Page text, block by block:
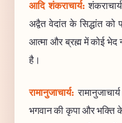
आदि शंकराचार्य:
अद्वैत वेदांत के सिद्धांत
आत्मा और ब्रह्म में कोई भेद
है।
रामानुजाचार्य:
भगवान की कृपा और भक्ति